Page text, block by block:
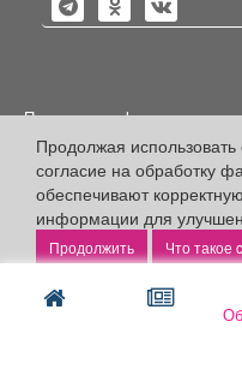
Продолжая использовать
согласие на обработку
обеспечивают
информации для
Что такое
Политика
Публикации с пометкой
«Партнёрский проект»
Редакция сайта не несет
информации, содержащейся
объявлениях.
ООО